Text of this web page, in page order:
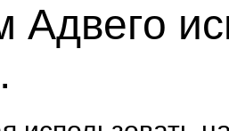
Адвего